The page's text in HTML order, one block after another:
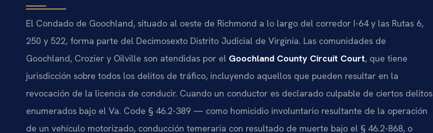
El Condado de Goochland, situado al oeste de Richmond a lo largo del corredor I-64 y las Rutas 6,
250 y 522, forma parte del Decimosexto Distrito Judicial de Virginia. Las comunidades de
Goochland, Crozier y Oilville son atendidas por el Goochland County Circuit Court, que tiene
jurisdicción sobre todos los delitos de tráfico, incluyendo aquellos que pueden resultar en la
revocación de la licencia de conducir. Cuando un conductor es declarado culpable de ciertos delitos
enumerados bajo el Va. Code § 46.2-389 — como homicidio involuntario resultante de la operación
de un vehículo motorizado, conducción temeraria con resultado de muerte bajo el § 46.2-868, o